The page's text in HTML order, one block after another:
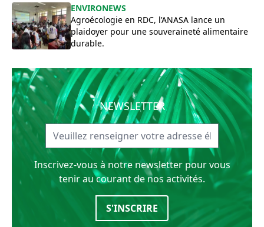
ENVIRONEWS
Agroécologie en RDC, l’ANASA lance un
plaidoyer pour une souveraineté alimentaire
durable.
NEWSLETTER
Inscrivez-vous à notre newsletter pour vous
tenir au courant de nos activités.
S'INSCRIRE